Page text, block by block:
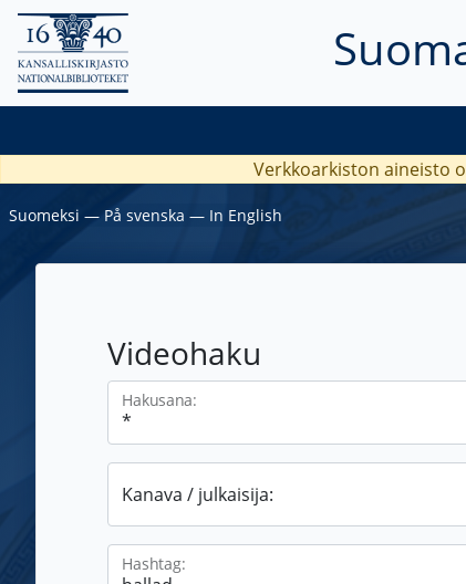
Verkkoarkiston aineisto
Suomeksi ― På svenska ― In English
Videohaku
Hakusana:
Kanava / julkaisija:
Hashtag: